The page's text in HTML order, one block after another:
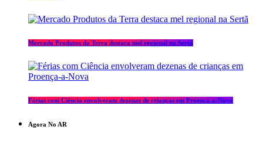
Mercado Produtos da Terra destaca mel regional na Sertã
Férias com Ciência envolveram dezenas de crianças em Proença-a-Nova
Agora No AR